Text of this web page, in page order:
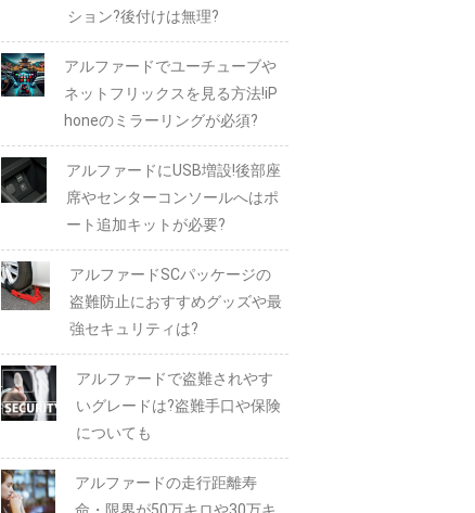
ション?後付けは無理?
アルファードでユーチューブや
ネットフリックスを見る方法!iP
honeのミラーリングが必須?
アルファードにUSB増設!後部座
席やセンターコンソールへはポ
ート追加キットが必要?
アルファードSCパッケージの
盗難防止におすすめグッズや最
強セキュリティは?
アルファードで盗難されやす
いグレードは?盗難手口や保険
についても
アルファードの走行距離寿